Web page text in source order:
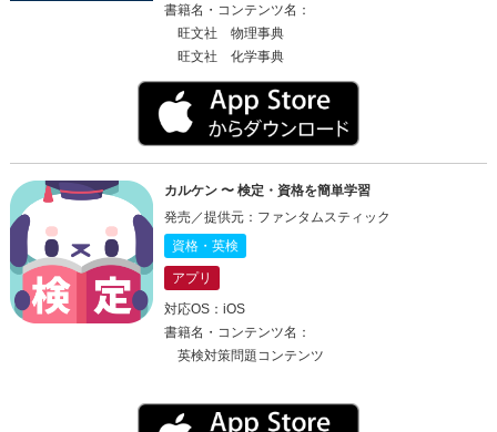
書籍名・コンテンツ名：
旺文社 物理事典
旺文社 化学事典
カルケン 〜 検定・資格を簡単学習
発売／提供元：ファンタムスティック
資格・英検
アプリ
対応OS：iOS
書籍名・コンテンツ名：
英検対策問題コンテンツ